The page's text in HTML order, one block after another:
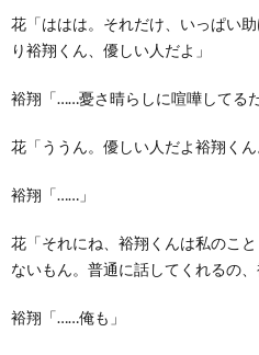
花「ははは。それだけ、いっぱい
り裕翔くん、優しい人だよ」
裕翔「……憂さ晴らしに喧嘩してるだ
花「ううん。優しい人だよ裕翔くん
裕翔「……」
花「それにね、裕翔くんは私のこ
ないもん。普通に話してくれるの、
裕翔「……俺も」